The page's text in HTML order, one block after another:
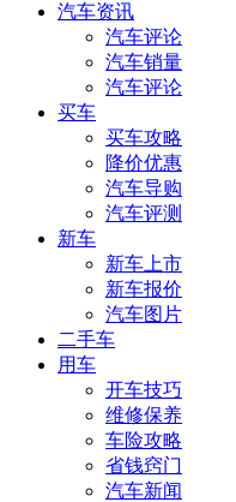
汽车资讯
汽车评论
汽车销量
汽车评论
买车
买车攻略
降价优惠
汽车导购
汽车评测
新车
新车上市
新车报价
汽车图片
二手车
用车
开车技巧
维修保养
车险攻略
省钱窍门
汽车新闻